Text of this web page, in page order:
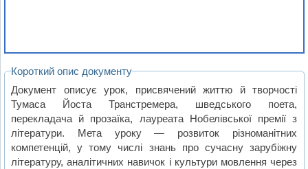
Короткий опис документу
Документ описує урок, присвячений життю й творчості
Тумаса Йоста Транстремера, шведського поета,
перекладача й прозаїка, лауреата Нобелівської премії з
літератури. Мета уроку — розвиток різноманітних
компетенцій, у тому числі знань про сучасну зарубіжну
літературу, аналітичних навичок і культури мовлення через